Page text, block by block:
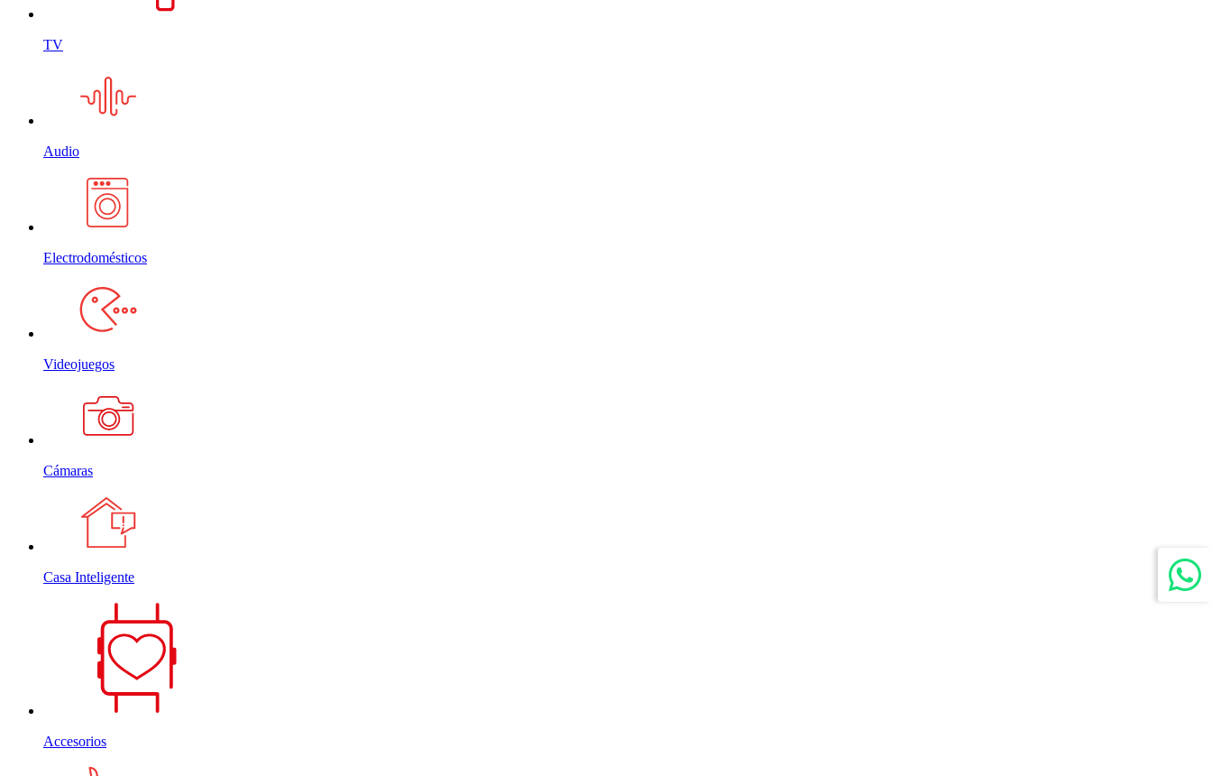
TV
Audio
Electrodomésticos
Videojuegos
Cámaras
Casa Inteligente
Accesorios